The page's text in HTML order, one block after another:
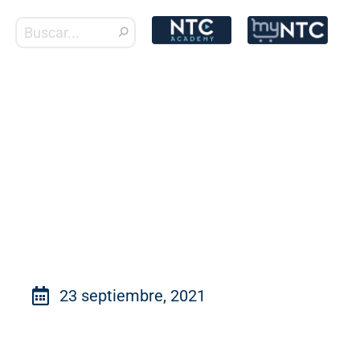
23 septiembre, 2021